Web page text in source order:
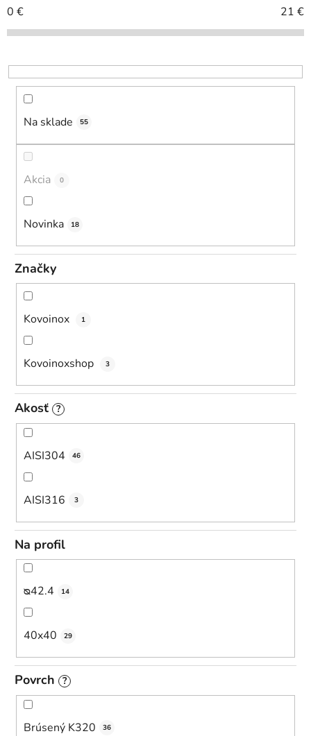
i
e
r
o
0 € 21 €
Na sklade 55
Akcia 0
Novinka 18
Značky
Kovoinox 1
Kovoinoxshop 3
Akosť ?
AISI304 46
AISI316 3
Na profil
ᴓ42.4 14
40x40 29
Povrch ?
Brúsený K320 36